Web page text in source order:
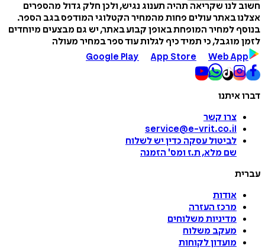
חשוב לנו שקריאה תהיה תענוג נגיש, ולכן חלק גדול מהספרים
אצלנו באתר עולים פחות מהמחיר הקטלוגי המודפס בגב הספר.
בנוסף למחיר המופחת באופן קבוע באתר, יש גם מבצעים מיוחדים
לזמן מוגבל, כי תמיד כיף לגלות עוד ספר במחיר מעולה
Google Play
App Store Web App
דברו איתנו
צרו קשר
service@e-vrit.co.il
לביטול עסקה כדין יש לשלוח
שם מלא, ת.ז ומס' הזמנה
עברית
אודות
מרכז העזרה
מדיניות משלוחים
מעקב משלוח
מועדון לקוחות